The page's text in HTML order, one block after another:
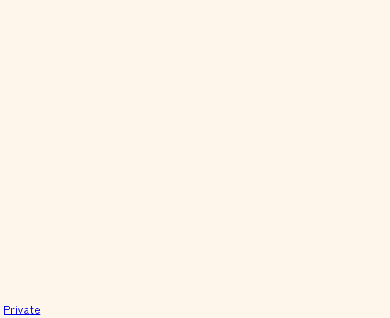
Private